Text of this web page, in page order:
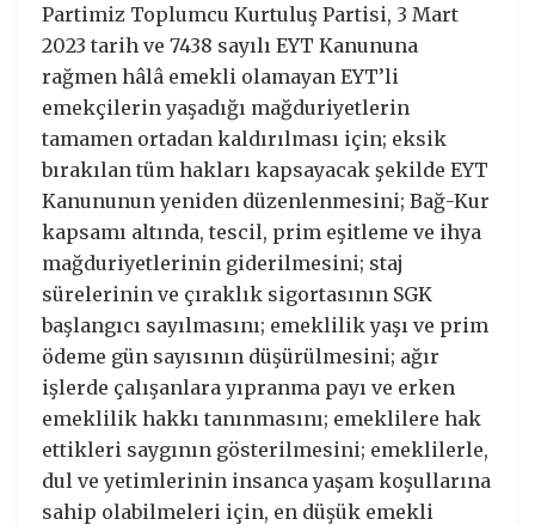
Partimiz Toplumcu Kurtuluş Partisi, 3 Mart
2023 tarih ve 7438 sayılı EYT Kanununa
rağmen hâlâ emekli olamayan EYT’li
emekçilerin yaşadığı mağduriyetlerin
tamamen ortadan kaldırılması için; eksik
bırakılan tüm hakları kapsayacak şekilde EYT
Kanununun yeniden düzenlenmesini; Bağ-Kur
kapsamı altında, tescil, prim eşitleme ve ihya
mağduriyetlerinin giderilmesini; staj
sürelerinin ve çıraklık sigortasının SGK
başlangıcı sayılmasını; emeklilik yaşı ve prim
ödeme gün sayısının düşürülmesini; ağır
işlerde çalışanlara yıpranma payı ve erken
emeklilik hakkı tanınmasını; emeklilere hak
ettikleri saygının gösterilmesini; emeklilerle,
dul ve yetimlerinin insanca yaşam koşullarına
sahip olabilmeleri için, en düşük emekli